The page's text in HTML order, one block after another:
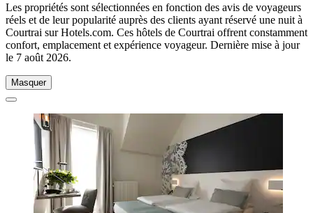
Les propriétés sont sélectionnées en fonction des avis de voyageurs
réels et de leur popularité auprès des clients ayant réservé une nuit à
Courtrai sur Hotels.com. Ces hôtels de Courtrai offrent constamment
confort, emplacement et expérience voyageur. Dernière mise à jour
le 7 août 2026.
Masquer